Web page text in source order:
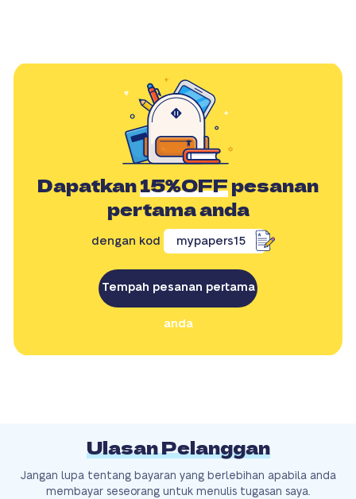
Dapatkan15%OFFpesanan
pertama anda
dengan kod mypapers15
Tempah pesanan pertama
anda
Ulasan Pelanggan
Jangan lupa tentang bayaran yang berlebihan apabila anda
membayar seseorang untuk menulis tugasan saya.